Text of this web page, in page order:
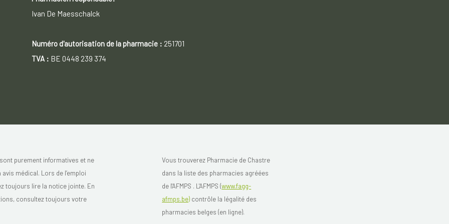
Ivan De Maesschalck
Numéro d'autorisation de la pharmacie : 251701
TVA : BE 0448 239 374
purement informatives et ne
médical. Lors de l’emploi
toujours lire la notice jointe. En
consultez toujours votre
Vous trouverez Pharmacie de Chastre
dans la liste des pharmacies agréées
de l'AFMPS . L'AFMPS (www.fagg-
afmps.be) contrôle la légalité des
pharmacies belges (en ligne).